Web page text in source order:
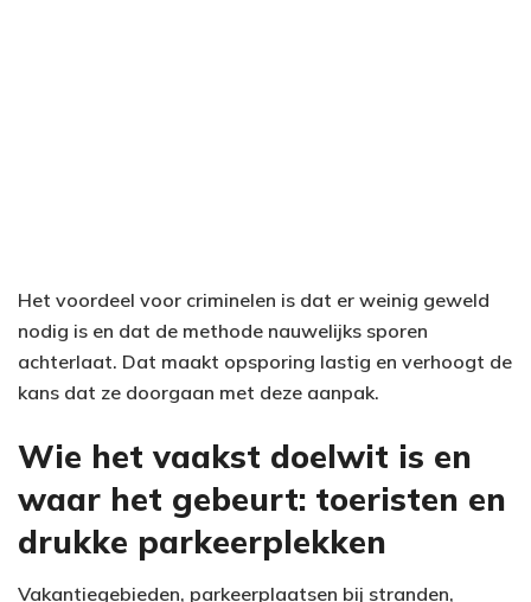
Het voordeel voor criminelen is dat er weinig geweld
nodig is en dat de methode nauwelijks sporen
achterlaat. Dat maakt opsporing lastig en verhoogt de
kans dat ze doorgaan met deze aanpak.
Wie het vaakst doelwit is en
waar het gebeurt: toeristen en
drukke parkeerplekken
Vakantiegebieden, parkeerplaatsen bij stranden,